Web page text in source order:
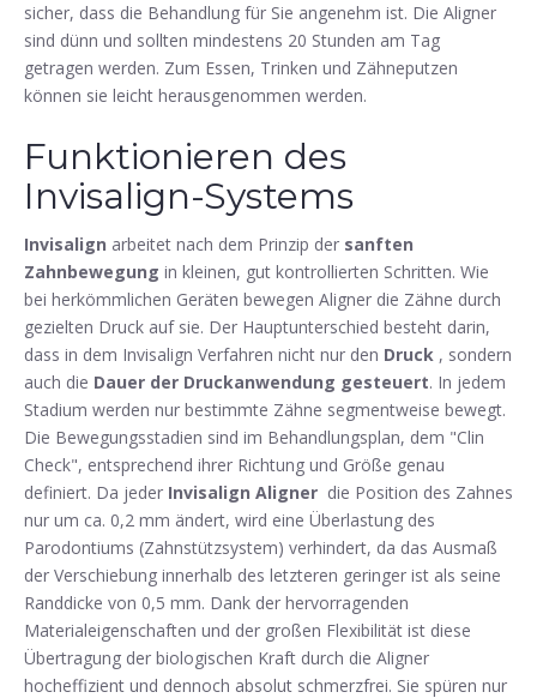
sicher, dass die Behandlung für Sie angenehm ist. Die Aligner
sind dünn und sollten mindestens 20 Stunden am Tag
getragen werden. Zum Essen, Trinken und Zähneputzen
können sie leicht herausgenommen werden.
Funktionieren des
Invisalign-Systems
Invisalign arbeitet nach dem Prinzip der sanften
Zahnbewegung in kleinen, gut kontrollierten Schritten. Wie
bei herkömmlichen Geräten bewegen Aligner die Zähne durch
gezielten Druck auf sie. Der Hauptunterschied besteht darin,
dass in dem Invisalign Verfahren nicht nur den Druck , sondern
auch die Dauer der Druckanwendung gesteuert. In jedem
Stadium werden nur bestimmte Zähne segmentweise bewegt.
Die Bewegungsstadien sind im Behandlungsplan, dem "Clin
Check", entsprechend ihrer Richtung und Größe genau
definiert. Da jeder Invisalign Aligner die Position des Zahnes
nur um ca. 0,2 mm ändert, wird eine Überlastung des
Parodontiums (Zahnstützsystem) verhindert, da das Ausmaß
der Verschiebung innerhalb des letzteren geringer ist als seine
Randdicke von 0,5 mm. Dank der hervorragenden
Materialeigenschaften und der großen Flexibilität ist diese
Übertragung der biologischen Kraft durch die Aligner
hocheffizient und dennoch absolut schmerzfrei. Sie spüren nur